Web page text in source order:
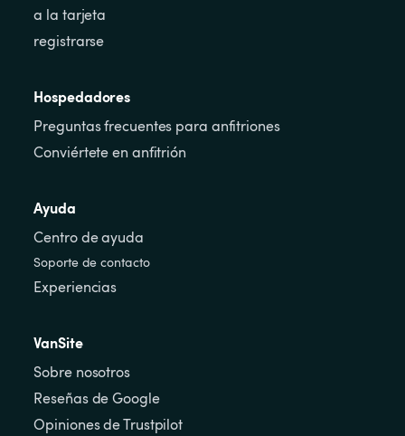
a la tarjeta
registrarse
Hospedadores
Preguntas frecuentes para anfitriones
Conviértete en anfitrión
Ayuda
Centro de ayuda
Soporte de contacto
Experiencias
VanSite
Sobre nosotros
Reseñas de Google
Opiniones de Trustpilot